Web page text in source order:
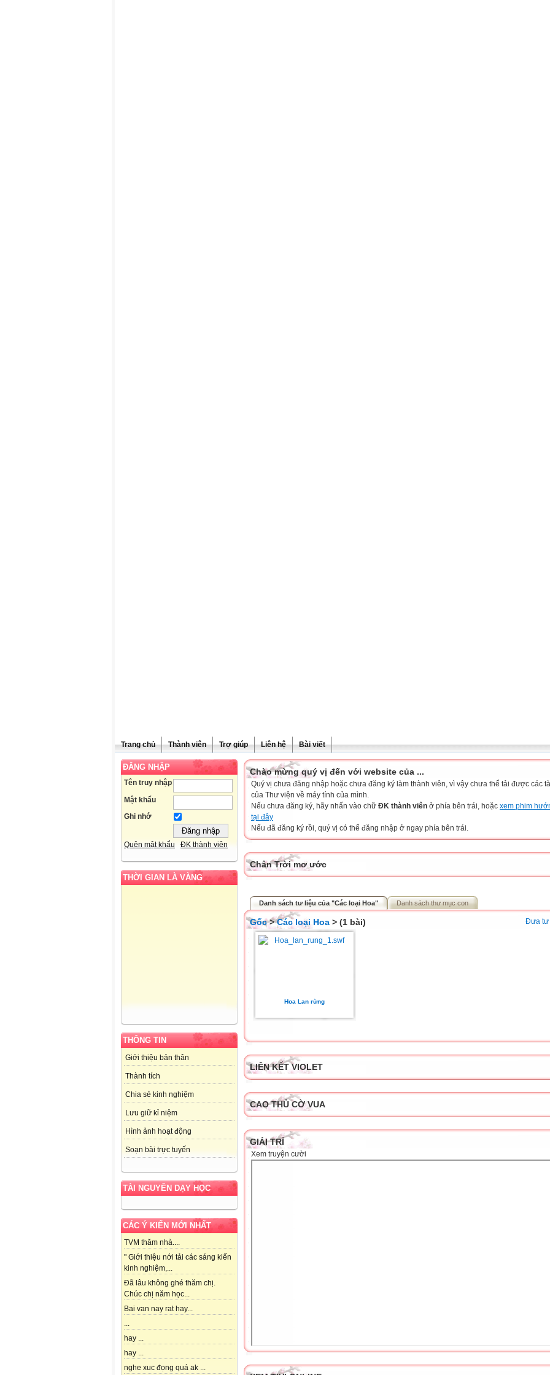
Trang chủ Thành viên Trợ giúp Liên hệ Bài viết
ĐĂNG NHẬP
Tên truy nhập
Mật khẩu
Ghi nhớ
Quên mật khẩu ĐK thành viên
THỜI GIAN LÀ VÀNG
THÔNG TIN
Giới thiệu bản thân
Thành tích
Chia sẻ kinh nghiệm
Lưu giữ kỉ niệm
Hình ảnh hoạt động
Soạn bài trực tuyến
TÀI NGUYÊN DẠY HỌC
CÁC Ý KIẾN MỚI NHẤT
TVM thăm nhà....
" Giới thiệu nới tải các sáng kiến
kinh nghiệm,...
Đã lâu không ghé thăm chị.
Chúc chị năm học...
Bai van nay rat hay...
...
hay ...
hay ...
nghe xuc đọng quá ak ...
Chào mừng quý vị đến với website của ...
Quý vị chưa đăng nhập hoặc chưa đăng ký làm thành viên, vì vậy chưa thể tải được các
của Thư viện về máy tính của mình.
Nếu chưa đăng ký, hãy nhấn vào chữ ĐK thành viên ở phía bên trái, hoặc xem phim
tại đây
Nếu đã đăng ký rồi, quý vị có thể đăng nhập ở ngay phía bên trái.
Chân Trời mơ ước
Danh sách tư liệu của "Các loại Hoa" Danh sách thư mục con
Đưa tư
Gốc>Các loại Hoa > (1 bài)
Hoa Lan rừng
LIÊN KẾT VIOLET
CAO THỦ CỜ VUA
GIẢI TRÍ
Xem truyện cười